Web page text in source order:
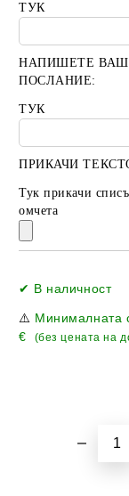
ТУК
НАПИШЕТЕ
ПОСЛАНИЕ:
ТУК
ПРИКАЧИ
Тук прикачи
омчета
✔ В наличност
⚠️ Минималната
€
(без цената на